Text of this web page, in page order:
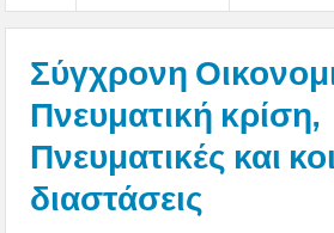
Σύγχρονη
Πνευματική κρίση,
Πνευματικές και
διαστάσεις